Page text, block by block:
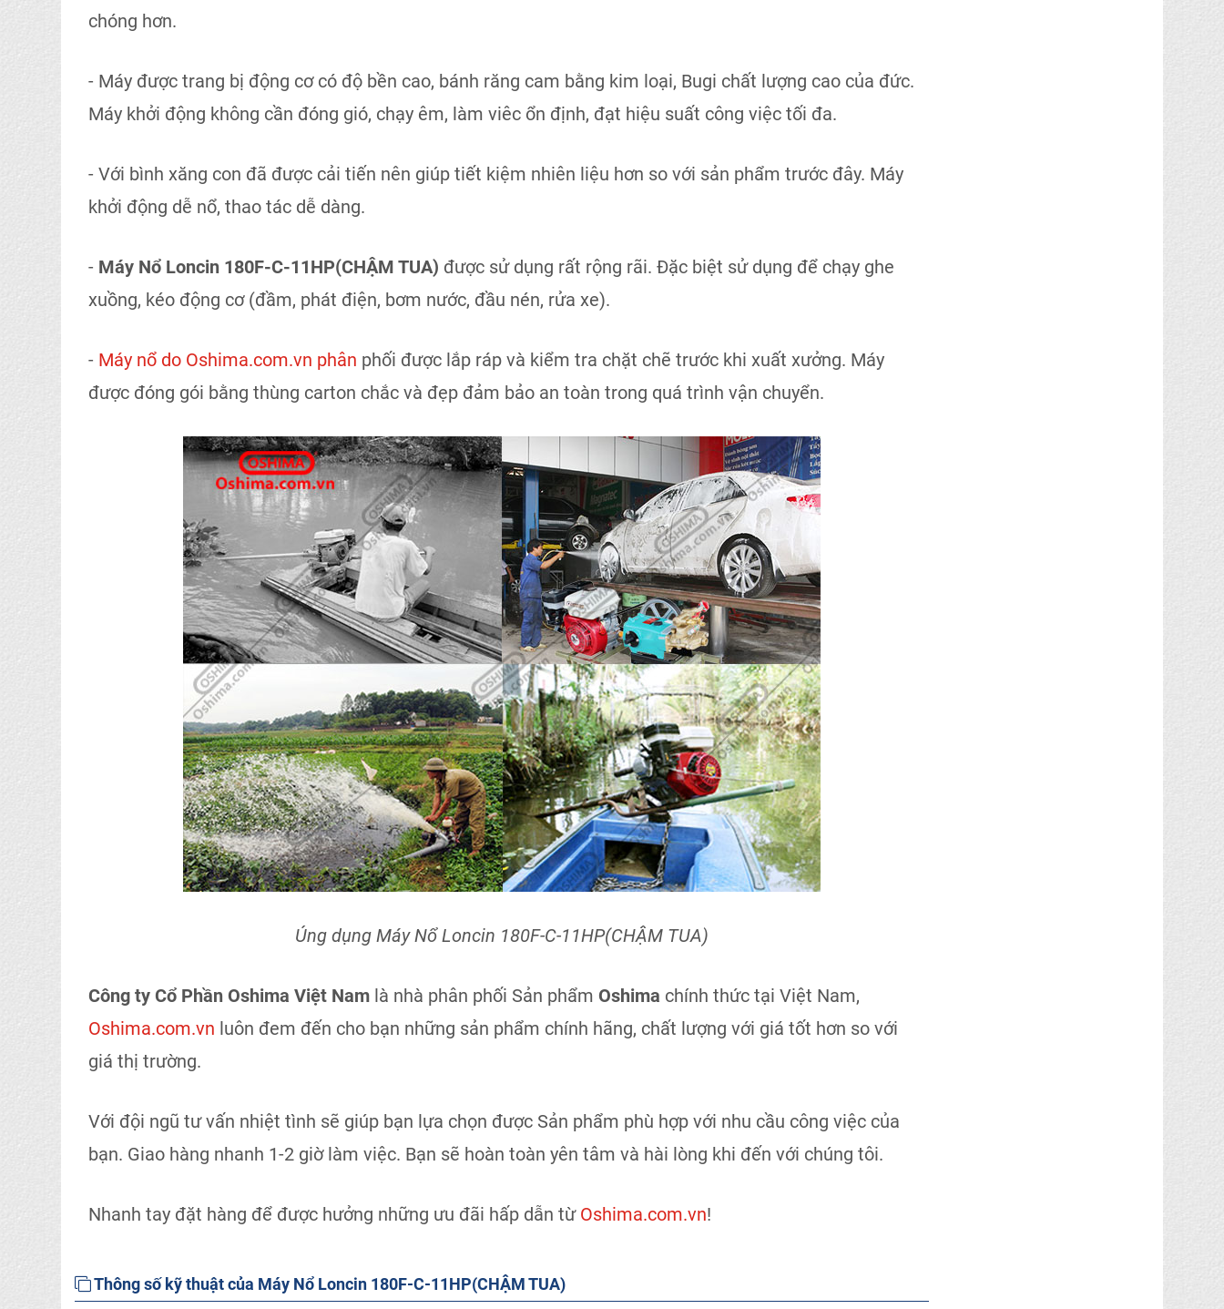
chóng hơn.
- Máy được trang bị động cơ có độ bền cao, bánh răng cam bằng kim loại, Bugi chất lượng cao của đức.
Máy khởi động không cần đóng gió, chạy êm, làm viêc ổn định, đạt hiệu suất công việc tối đa.
- Với bình xăng con đã được cải tiến nên giúp tiết kiệm nhiên liệu hơn so với sản phẩm trước đây. Máy
khởi động dễ nổ, thao tác dễ dàng.
- Máy Nổ Loncin 180F-C-11HP(CHẬM TUA) được sử dụng rất rộng rãi. Đặc biệt sử dụng để chạy ghe
xuồng, kéo động cơ (đầm, phát điện, bơm nước, đầu nén, rửa xe).
- Máy nổ do Oshima.com.vn phân phối được lắp ráp và kiểm tra chặt chẽ trước khi xuất xưởng. Máy
được đóng gói bằng thùng carton chắc và đẹp đảm bảo an toàn trong quá trình vận chuyển.
Úng dụng Máy Nổ Loncin 180F-C-11HP(CHẬM TUA)
Công ty Cổ Phần Oshima Việt Nam là nhà phân phối Sản phẩm Oshima chính thức tại Việt Nam,
Oshima.com.vn luôn đem đến cho bạn những sản phẩm chính hãng, chất lượng với giá tốt hơn so với
giá thị trường.
Với đội ngũ tư vấn nhiệt tình sẽ giúp bạn lựa chọn được Sản phẩm phù hợp với nhu cầu công việc của
bạn. Giao hàng nhanh 1-2 giờ làm việc. Bạn sẽ hoàn toàn yên tâm và hài lòng khi đến với chúng tôi.
Nhanh tay đặt hàng để được hưởng những ưu đãi hấp dẫn từ Oshima.com.vn!
Thông số kỹ thuật của Máy Nổ Loncin 180F-C-11HP(CHẬM TUA)